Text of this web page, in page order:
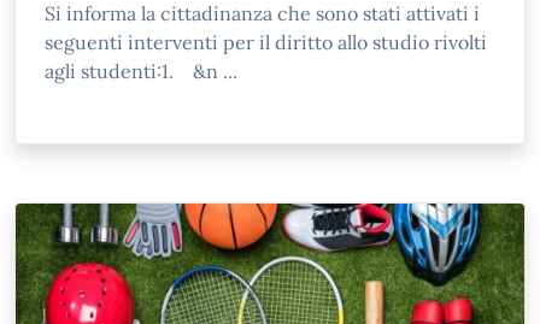
Si informa la cittadinanza che sono stati attivati i
seguenti interventi per il diritto allo studio rivolti
agli studenti:1. &n ...